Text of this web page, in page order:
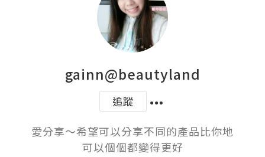
gainn@beautyland
追蹤
愛分享～希望可以分享不同的產品比你地